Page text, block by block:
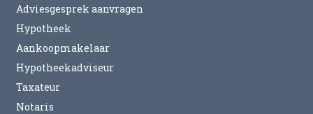
Adviesgesprek aanvragen
Hypotheek
Aankoopmakelaar
Hypotheekadviseur
Taxateur
Notaris